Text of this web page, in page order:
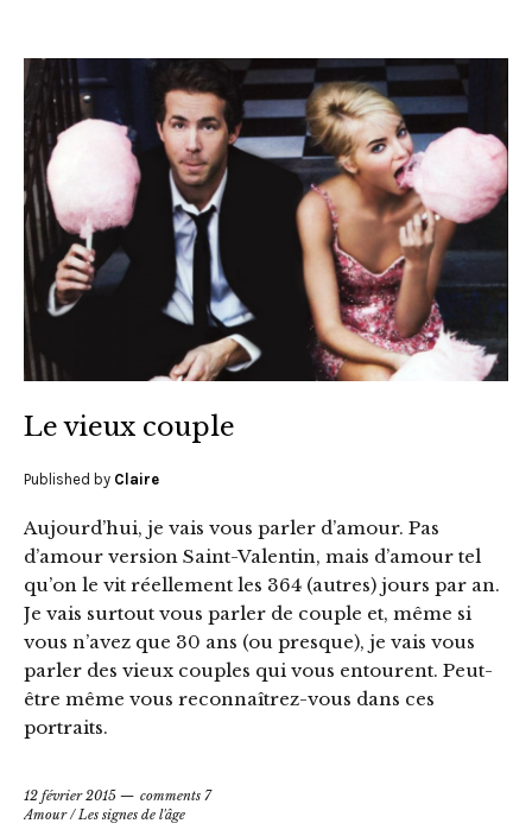
Le vieux couple
Published by Claire
Aujourd’hui, je vais vous parler d’amour. Pas
d’amour version Saint-Valentin, mais d’amour tel
qu’on le vit réellement les 364 (autres) jours par an.
Je vais surtout vous parler de couple et, même si
vous n’avez que 30 ans (ou presque), je vais vous
parler des vieux couples qui vous entourent. Peut-
être même vous reconnaîtrez-vous dans ces
portraits.
12 février 2015
comments 7
Amour/Les signes de l'âge